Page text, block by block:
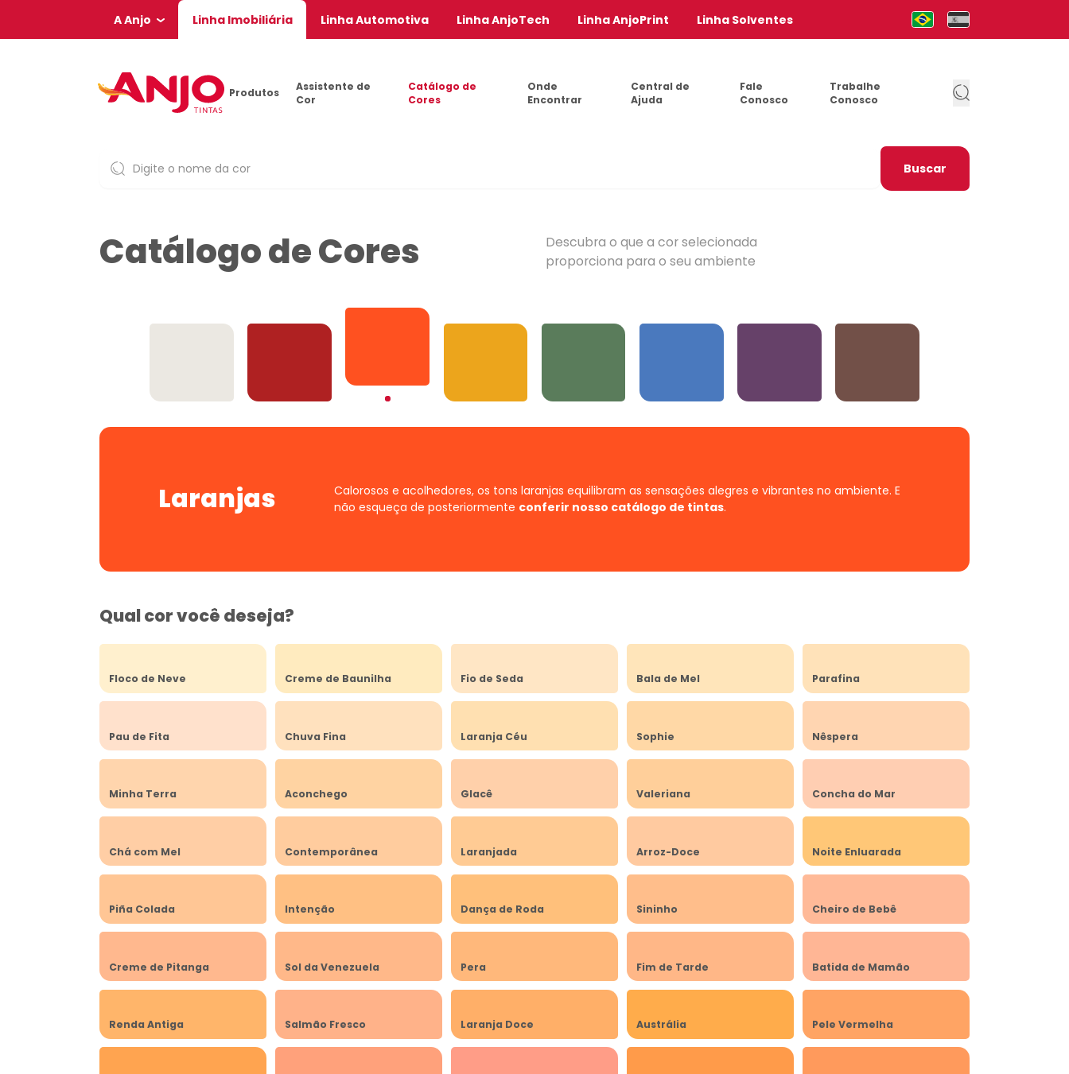
A Anjo Linha Imobiliária Linha Automotiva Linha AnjoTech Linha AnjoPrint
Linha Solventes
Produtos
Assistente de
Cor
Catálogo de
Cores
Onde
Encontrar
Central de
Ajuda
Fale
Conosco
Trabalhe
Conosco
Buscar
Catálogo de Cores
Descubra o que a cor selecionada
proporciona para o seu ambiente
Vermelhos
Laranjas
Amarelos
Verdes Azuis Violetas Neutros e Marrons
Laranjas Calorosos e acolhedores, os tons laranjas equilibram as sensações alegres e vibrantes no ambiente. E
não esqueça de posteriormente conferir nosso catálogo de tintas.
Qual cor você deseja?
Floco de Neve Creme de Baunilha Fio de Seda Bala de Mel Parafina
Pau de Fita Chuva Fina Laranja Céu Sophie Nêspera
Minha Terra Aconchego Glacê Valeriana Concha do Mar
Chá com Mel Contemporânea Laranjada Arroz-Doce Noite Enluarada
Piña Colada Intenção Dança de Roda Sininho Cheiro de Bebê
Creme de Pitanga Sol da Venezuela Pera Fim de Tarde Batida de Mamão
Renda Antiga Salmão Fresco Laranja Doce Austrália Pele Vermelha